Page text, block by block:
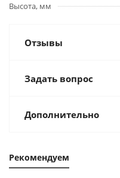
Высота, мм
Отзывы
Задать вопрос
Дополнительно
Рекомендуем